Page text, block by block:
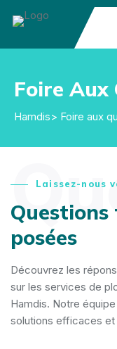
Foire Aux
Hamdis> Foire aux
Laissez-nous
posées
Découvrez les
sur les services de
Hamdis. Notre
solutions efficaces et